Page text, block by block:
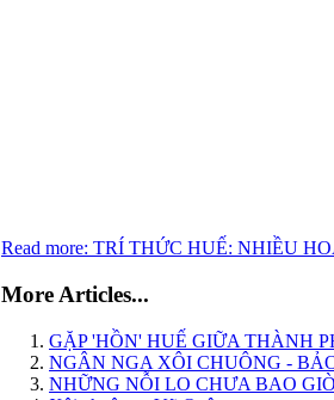
Read more: TRÍ THỨC HUẾ: NHIỀU
More Articles...
GẶP 'HỒN' HUẾ GIỮA THÀNH
NGÂN NGA XÔI CHUÔNG -
NHỮNG NỖI LO CHƯA BAO GIỜ